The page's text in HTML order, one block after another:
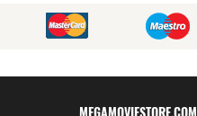
MEGAMOVIESTORE.COM